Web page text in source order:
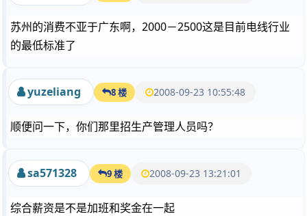
苏州的消费不亚于广东啊，2000－2500这是目前电线行业
的最低标准了
yuzeliang 8 楼 2008-09-23 10:55:48
顺便问一下，你们那里招生产管理人员吗？
sa571328 9 楼 2008-09-23 13:21:01
综合薪资是不是加班和奖金在一起